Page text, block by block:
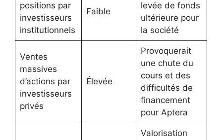
positions par
investisseurs
institutionnels
Faible
levée de fonds
ultérieure pour
la société
Ventes
massives
d’actions par
investisseurs
privés
Élevée
Provoquerait
une chute du
cours et des
difficultés de
financement
pour Aptera
Valorisation